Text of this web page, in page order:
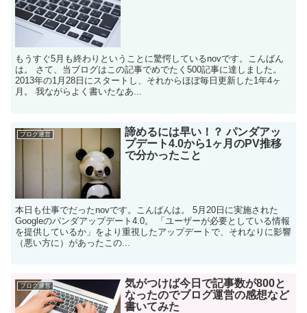
もうすぐ5月も終わりということに驚愕しているnovです。こんばん
は。 さて、当ブログはこの記事でめでたく500記事に達しました。
2013年の1月28日にスタートし、それからほぼ毎日更新した1年4ヶ
月。 我ながらよく書いたなあ...
ブログ運営
諦めるには早い！？ パンダアッ
プデート4.0から1ヶ月のPV推移
で分かったこと
本日も仕事でだったnovです。こんばんは。 5月20日に実施された
Googleのパンダアップデート4.0。 「ユーザーが必要としている情報
を提供しているか」をより重視したアップデートで、それなりに影響
（悪い方に）があったこの...
ブログ運営
気がつけば今日で記事数が800と
なったのでブログ運営の感想など
書いてみた